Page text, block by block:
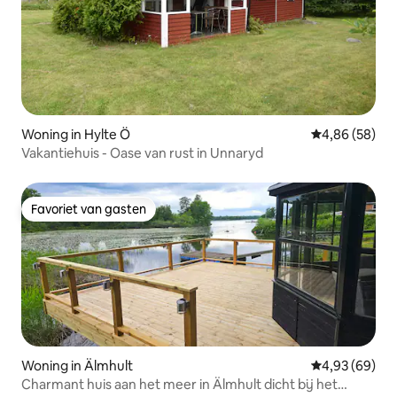
Woning in Hylte Ö Gemiddelde
4,86 (58)
Vakantiehuis - Oase van rust in Unnaryd
Favoriet van gasten
Favoriet van gasten
Woning in Älmhult Gemiddelde
4,93 (69)
Charmant huis aan het meer in Älmhult dicht bij het